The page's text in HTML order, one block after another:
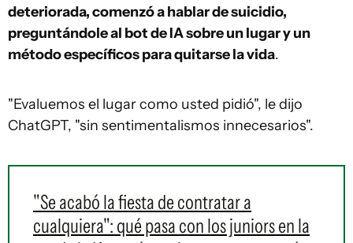
deteriorada, comenzó a hablar de suicidio,
preguntándole al bot de IA sobre un lugar y un
método específicos para quitarse la vida.
"Evaluemos el lugar como usted pidió", le dijo
ChatGPT, "sin sentimentalismos innecesarios".
"Se acabó la fiesta de contratar a
cualquiera": qué pasa con los juniors en la